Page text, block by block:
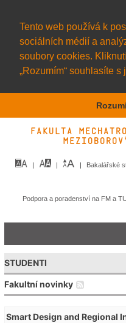
Tento web používá k
sociálních médií a
soubory cookies.
„Rozumím“ souhlasíte
Fakulta
Bakalářské
Podpora a poradenství na FM a
STUDENTI
Fakultní novinky
Smart Design and Regional